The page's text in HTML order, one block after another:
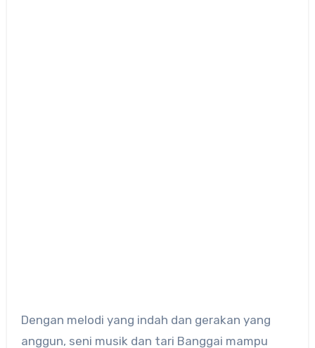
Dengan melodi yang indah dan gerakan yang
anggun, seni musik dan tari Banggai mampu